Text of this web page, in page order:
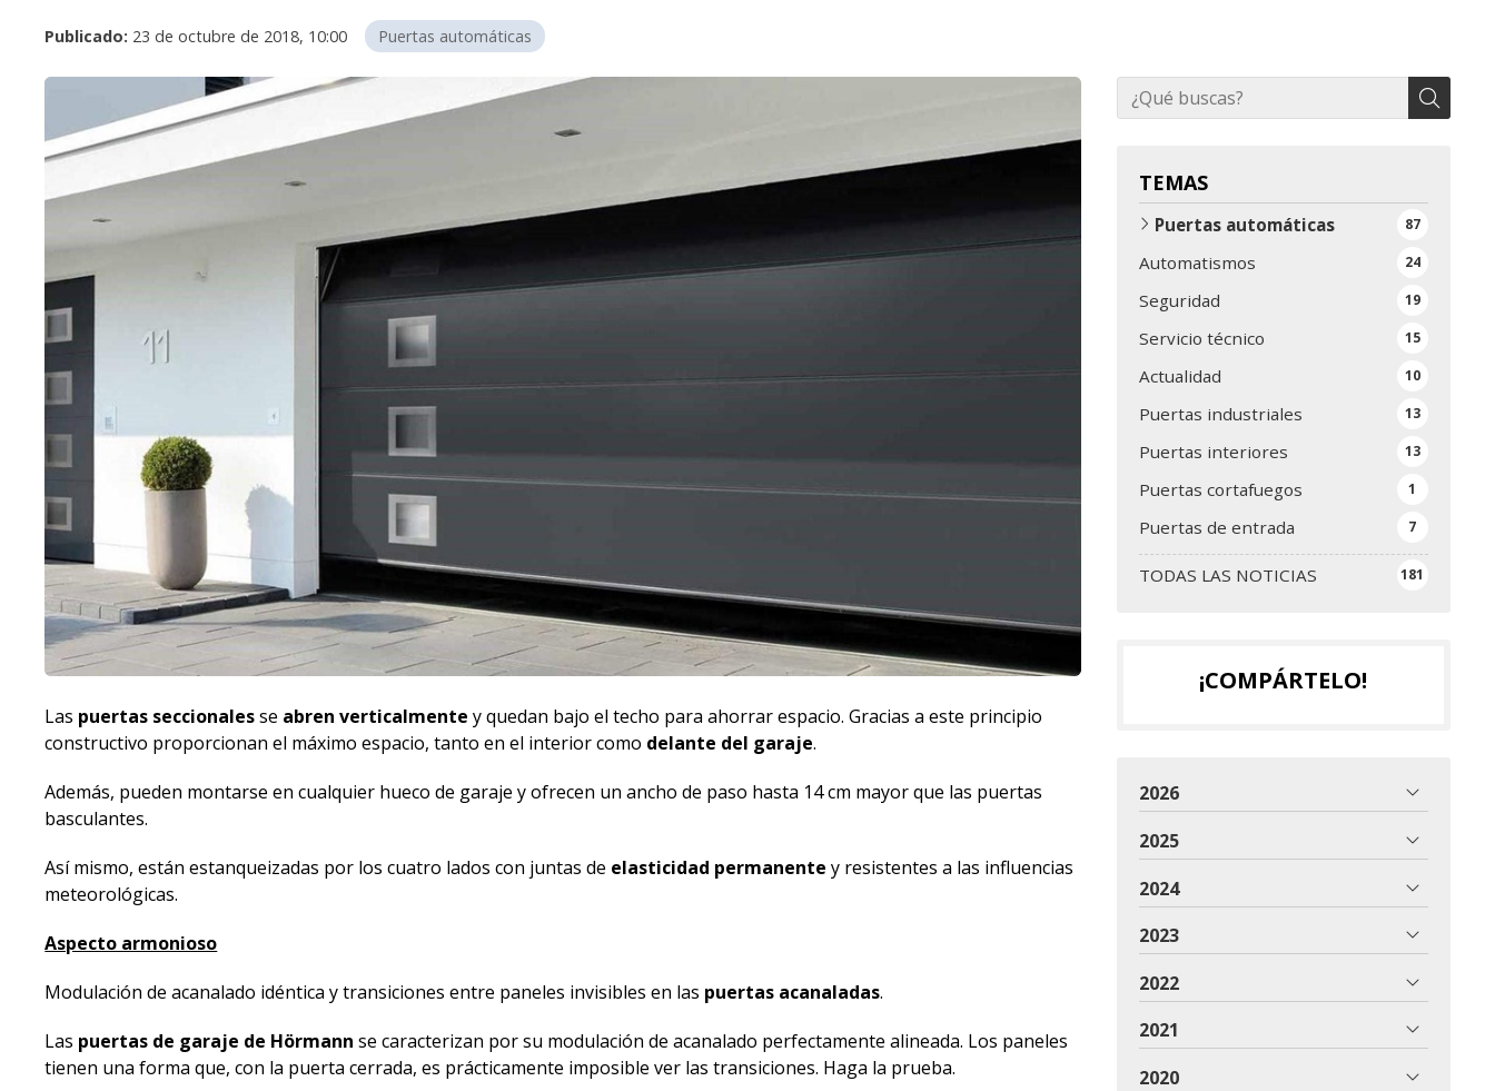
Publicado: 23 de octubre de 2018, 10:00 Puertas automáticas
TEMAS
TODAS LAS NOTICIAS 181
Puertas automáticas 87
Automatismos 24
Seguridad 19
Servicio técnico 15
Actualidad 10
Puertas industriales 13
Puertas interiores 13
Puertas cortafuegos 1
Puertas de entrada 7
Las puertas seccionalesse abren verticalmente y quedan bajo el techo para ahorrar espacio. Gracias a este principio
constructivo proporcionan el máximo espacio, tanto en el interior como delante del garaje.
Además, pueden montarse en cualquier hueco de garaje y ofrecen un ancho de paso hasta 14 cm mayor que las puertas
basculantes.
Así mismo, están estanqueizadas por los cuatro lados con juntas de elasticidad permanente y resistentes a las influencias
meteorológicas.
Aspecto armonioso
Modulación de acanalado idéntica y transiciones entre paneles invisibles en las puertas acanaladas.
Las puertas de garaje de Hörmann se caracterizan por su modulación de acanalado perfectamente alineada. Los paneles
tienen una forma que, con la puerta cerrada, es prácticamente imposible ver las transiciones. Haga la prueba.
¡COMPÁRTELO!
2026
2025
2024
2023
2022
2021
2020